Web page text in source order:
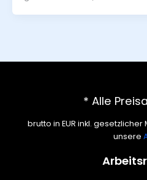
* Alle
brutto in EUR inkl.
unsere